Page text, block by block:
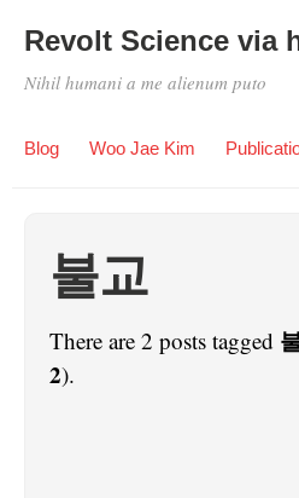
Revolt Science via
Nihil humani a me alienum puto
Blog Woo Jae Kim
불교
There are 2 posts tagged
2).